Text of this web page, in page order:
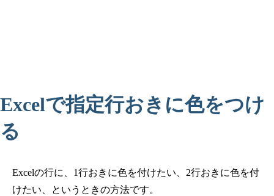
Excelで指定行おきに色をつけ
る
Excelの行に、1行おきに色を付けたい、2行おきに色を付
けたい、というときの方法です。